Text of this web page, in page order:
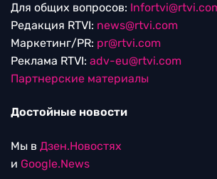
Для общих вопросов:
Редакция RTVI: news@rtvi.com
Маркетинг/PR: pr@rtvi.com
Реклама RTVI: adv-eu@rtvi.com
Партнерские материалы
Достойные новости
Мы в Дзен.Новостях
и Google.News